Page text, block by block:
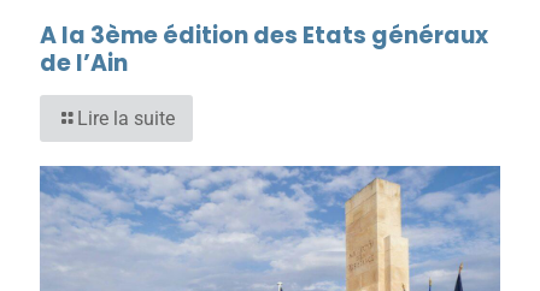
A la 3ème édition des Etats généraux
de l’Ain
Lire la suite